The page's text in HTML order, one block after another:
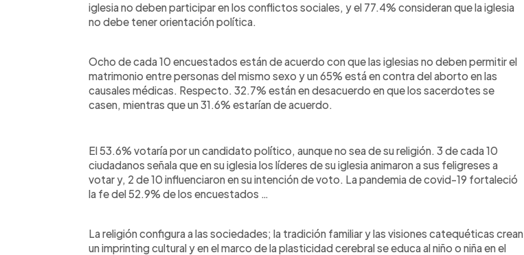
iglesia no deben participar en los conflictos sociales, y el 77.4% consideran que la iglesia
no debe tener orientación política.
Ocho de cada 10 encuestados están de acuerdo con que las iglesias no deben permitir el
matrimonio entre personas del mismo sexo y un 65% está en contra del aborto en las
causales médicas. Respecto. 32.7% están en desacuerdo en que los sacerdotes se
casen, mientras que un 31.6% estarían de acuerdo.
El 53.6% votaría por un candidato político, aunque no sea de su religión. 3 de cada 10
ciudadanos señala que en su iglesia los líderes de su iglesia animaron a sus feligreses a
votar y, 2 de 10 influenciaron en su intención de voto. La pandemia de covid-19 fortaleció
la fe del 52.9% de los encuestados …
La religión configura a las sociedades; la tradición familiar y las visiones catequéticas crean
un imprinting cultural y en el marco de la plasticidad cerebral se educa al niño o niña en el